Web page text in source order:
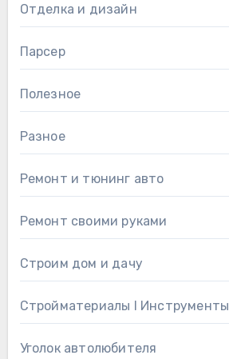
Отделка и дизайн
Парсер
Полезное
Разное
Ремонт и тюнинг авто
Ремонт своими руками
Строим дом и дачу
Стройматериалы l Инструменты
Уголок автолюбителя